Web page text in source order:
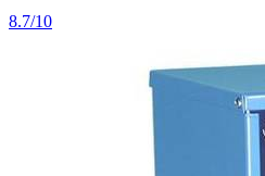
8.7/10